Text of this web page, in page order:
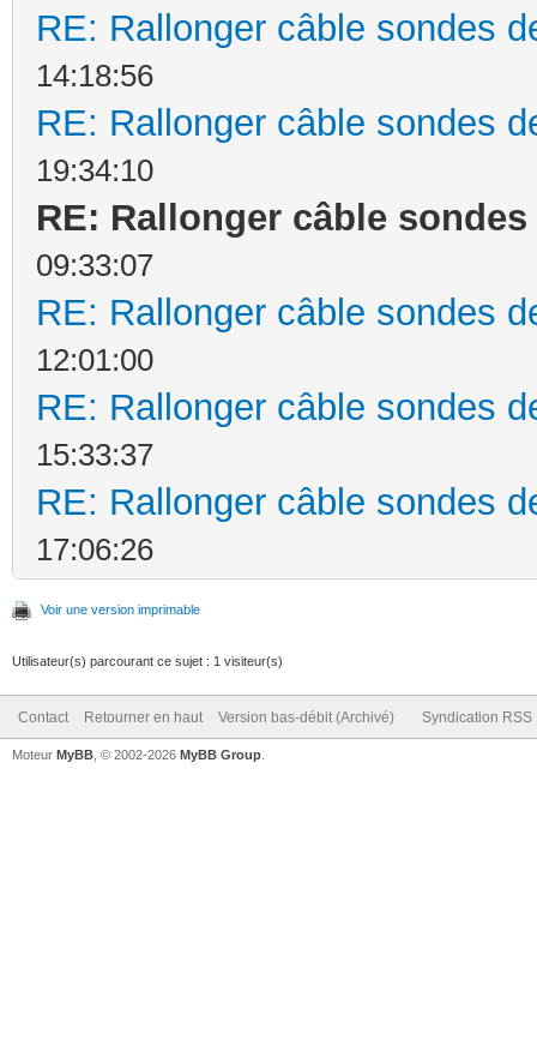
RE: Rallonger câble sondes
14:18:56
RE: Rallonger câble sondes
19:34:10
RE: Rallonger câble
09:33:07
RE: Rallonger câble sondes
12:01:00
RE: Rallonger câble sondes
15:33:37
RE: Rallonger câble sondes
17:06:26
Voir une version imprimable
Utilisateur(s) parcourant ce sujet : 1 visiteur(s)
Contact Retourner en haut Version bas-débit (Archivé) Syndication RSS
Moteur MyBB , © 2002-2026 MyBB Group